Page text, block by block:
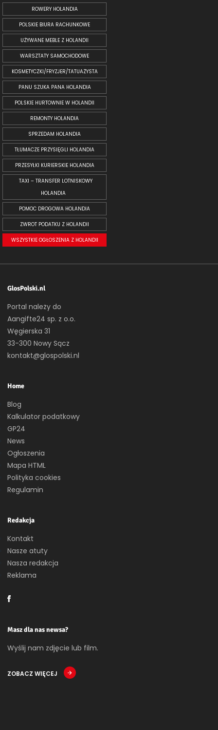
ROWERY HOLANDIA
POLSKIE BIURA RACHUNKOWE
UŻYWANE MEBLE Z HOLANDII
WARSZTATY SAMOCHODOWE
KOSMETYCZKI/FRYZJER/TATUAŻYSTA
PANU SZUKA PANA HOLANDIA
POLSKIE HURTOWNIE W HOLANDII
REMONTY HOLANDIA
SPRZEDAM HOLANDIA
TŁUMACZE PRZYSIĘGLI HOLANDIA
PRZESYŁKI KURIERSKIE HOLANDIA
TAXI – TRANSFER LOTNISKOWY
HOLANDIA
POMOC DROGOWA HOLANDIA
ZWROT PODATKU Z HOLANDII
WSZYSTKIE OGŁOSZENIA Z HOLANDII
GlosPolski.nl
Portal należy do
Aangifte24 sp. z o.o.
Węgierska 31
33-300 Nowy Sącz
kontakt@glospolski.nl
Home
Blog
Kalkulator podatkowy
GP24
News
Ogłoszenia
Mapa HTML
Polityka cookies
Regulamin
Redakcja
Kontakt
Nasze atuty
Nasza redakcja
Reklama
Masz dla nas newsa?
Wyślij nam zdjęcie lub film.
ZOBACZ WIĘCEJ